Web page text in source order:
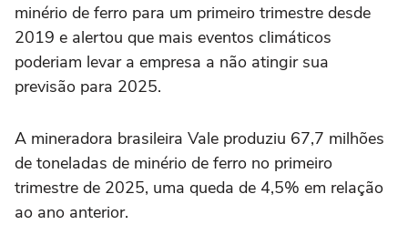
minério de ferro para um primeiro trimestre desde
2019 e alertou que mais eventos climáticos
poderiam levar a empresa a não atingir sua
previsão para 2025.
A mineradora brasileira Vale produziu 67,7 milhões
de toneladas de minério de ferro no primeiro
trimestre de 2025, uma queda de 4,5% em relação
ao ano anterior.